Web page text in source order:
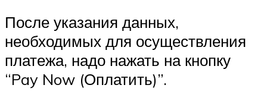
После указания данных,
необходимых для осуществления
платежа, надо нажать на кнопку
“Pay Now (Оплатить)”.